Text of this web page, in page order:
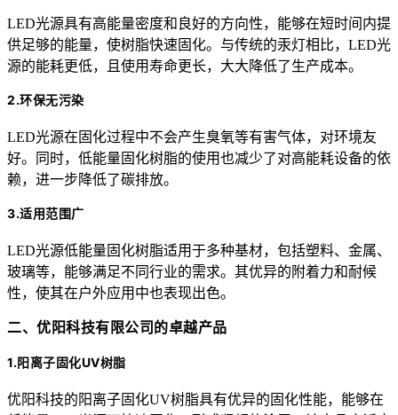
LED光源具有高能量密度和良好的方向性，能够在短时间内提
供足够的能量，使树脂快速固化。与传统的汞灯相比，LED光
源的能耗更低，且使用寿命更长，大大降低了生产成本。
2.环保无污染
LED光源在固化过程中不会产生臭氧等有害气体，对环境友
好。同时，低能量固化树脂的使用也减少了对高能耗设备的依
赖，进一步降低了碳排放。
3.适用范围广
LED光源低能量固化树脂适用于多种基材，包括塑料、金属、
玻璃等，能够满足不同行业的需求。其优异的附着力和耐候
性，使其在户外应用中也表现出色。
二、优阳科技有限公司的卓越产品
1.阳离子固化UV树脂
优阳科技的阳离子固化UV树脂具有优异的固化性能，能够在